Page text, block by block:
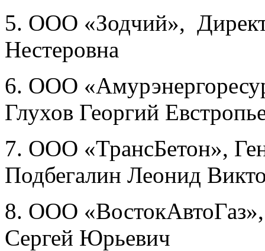
5. ООО «Зодчий»,
Нестеровна
6. ООО
Глухов Георгий
7. ООО «ТрансБетон»,
Подбегалин Леонид
8. ООО
Сергей Юрьевич